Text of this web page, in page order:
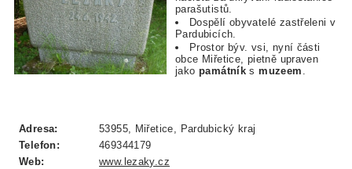
parašutistů.
Dospělí obyvatelé zastřeleni v
Pardubicích.
Prostor býv. vsi, nyní části
obce Miřetice, pietně upraven
jako památník smuzeem .
Adresa:
53955, Miřetice, Pardubický kraj
Telefon:
469344179
Web:
www.lezaky.cz